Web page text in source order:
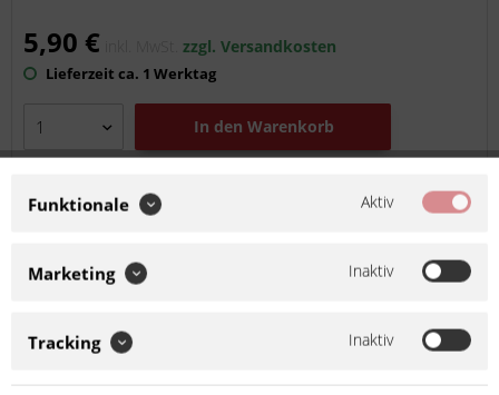
5,90 € inkl. MwSt.zzgl. Versandkosten
Lieferzeit ca. 1 Werktag
In den Warenkorb
Funktionale Aktiv
Marketing Inaktiv
Tracking Inaktiv